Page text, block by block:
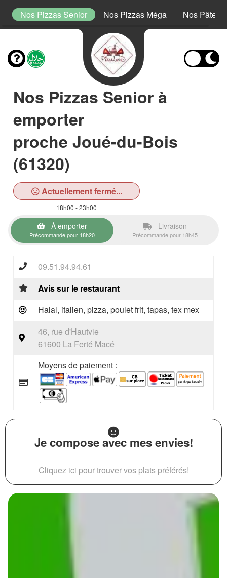
Nos Pizzas Senior Nos Pizzas Méga Nos Pâtes
Nos Pizzas Senior à
emporter
proche Joué-du-Bois
(61320)
Actuellement fermé...
18h00 - 23h00
À emporter
Précommande pour 18h20
Livraison
Précommande pour 18h45
09.51.94.94.61
Avis sur le restaurant
Halal, italien, pizza, poulet frit, tapas, tex mex
46, rue d'Hautvie
61600 La Ferté Macé
Moyens de paiement :
Je compose avec mes envies!
Cliquez ici pour trouver vos plats préférés!